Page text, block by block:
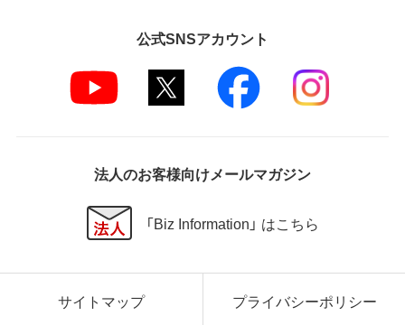
公式SNSアカウント
法人のお客様向けメールマガジン
「Biz Information」 はこちら
サイトマップ プライバシーポリシー